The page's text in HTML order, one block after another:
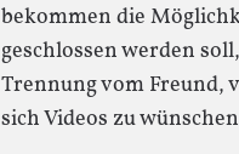
bekommen die
geschlossen werden
Trennung vom Freund,
sich Videos zu